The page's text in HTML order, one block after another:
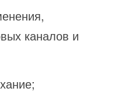
каналов и